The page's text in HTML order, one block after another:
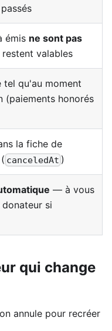
émis ne sont pas
valables
tel qu'au moment
(paiements honorés
la fiche de
canceledAt )
— à vous
si
qui change
annule pour recréer